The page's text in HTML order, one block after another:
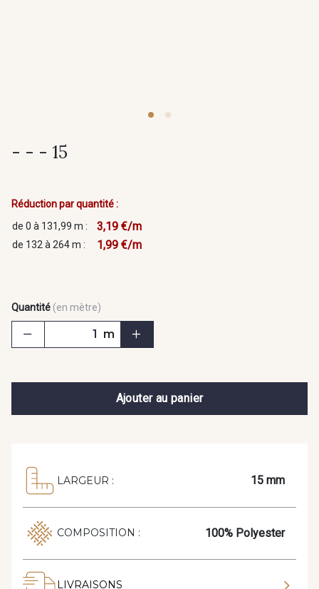
- - - 15
Réduction par quantité :
de 0 à 131,99 m :
3,19 €/m
de 132 à 264 m : 1,99 €/m
Quantité (en mètre)
m
Ajouter au panier
LARGEUR : 15 mm
COMPOSITION : 100% Polyester
LIVRAISONS